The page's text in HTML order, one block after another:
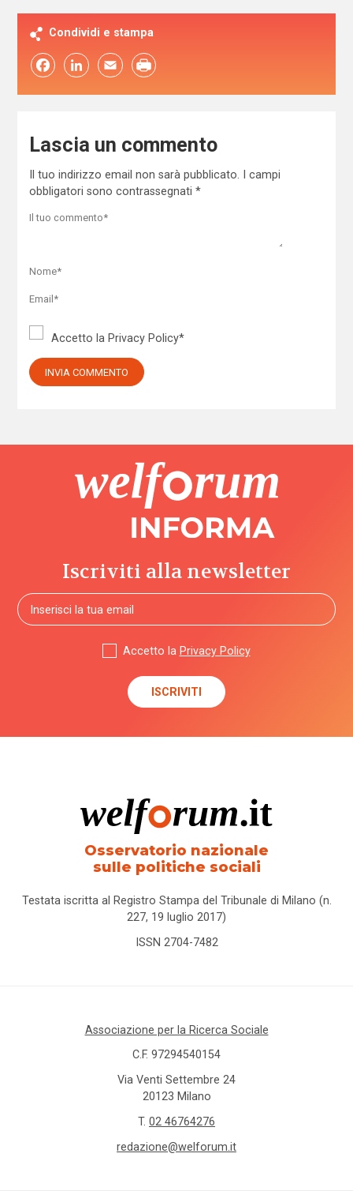
Condividi e stampa
FacebookLinkedIn Email
Lascia un commento
Il tuo indirizzo email non sarà pubblicato.
I campi
obbligatori sono contrassegnati *
Accetto la Privacy Policy*
Iscriviti alla newsletter
Accetto la Privacy Policy
Osservatorio nazionale
sulle politiche sociali
Testata iscritta al Registro Stampa del Tribunale di Milano (n.
227, 19 luglio 2017)
ISSN 2704-7482
Associazione per la Ricerca Sociale
C.F. 97294540154
Via Venti Settembre 24
20123 Milano
T. 02 46764276
redazione@welforum.it